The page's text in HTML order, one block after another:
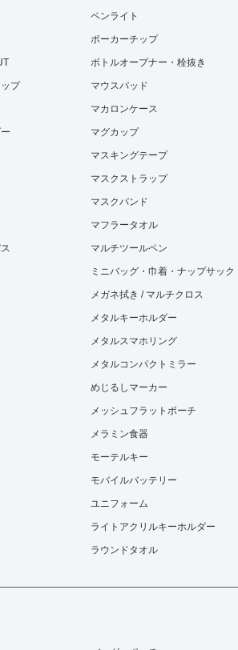
プ
ペンライト
ポーカーチップ
ボトルオープナー・栓抜き
マウスパッド
マカロンケース
マグカップ
マスキングテープ
マスクストラップ
マスクバンド
マフラータオル
マルチツールペン
ミニバッグ・巾着・ナップサック
メガネ拭き / マルチクロス
メタルキーホルダー
メタルスマホリング
メタルコンパクトミラー
めじるしマーカー
メッシュフラットポーチ
メラミン食器
モーテルキー
モバイルバッテリー
ユニフォーム
ライトアクリルキーホルダー
ラウンドタオル